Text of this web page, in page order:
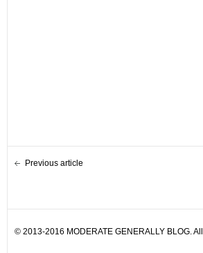
Previous article
© 2013-2016 MODERATE GENERALLY BLOG.